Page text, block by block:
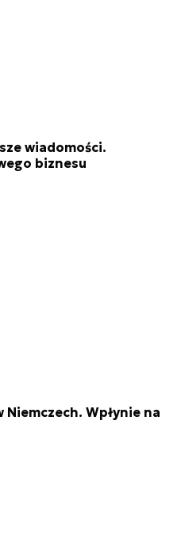
wiadomości.
biznesu
Niemczech. Wpłynie na